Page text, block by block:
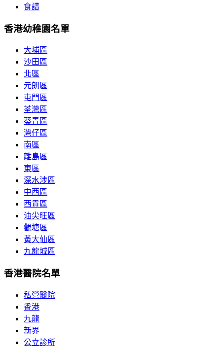
食譜
香港幼稚園名單
大埔區
沙田區
北區
元朗區
屯門區
荃灣區
葵青區
灣仔區
南區
離島區
東區
深水涉區
中西區
西貢區
油尖旺區
觀塘區
黃大仙區
九龍城區
香港醫院名單
私營醫院
香港
九龍
新界
公立診所